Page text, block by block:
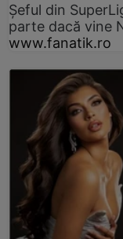
Șeful din
parte dacă vine
www.fanatik.ro